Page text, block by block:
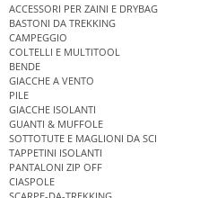
ACCESSORI PER ZAINI E DRYBAG
BASTONI DA TREKKING
CAMPEGGIO
COLTELLI E MULTITOOL
BENDE
GIACCHE A VENTO
PILE
GIACCHE ISOLANTI
GUANTI & MUFFOLE
SOTTOTUTE E MAGLIONI DA SCI
TAPPETINI ISOLANTI
PANTALONI ZIP OFF
CIASPOLE